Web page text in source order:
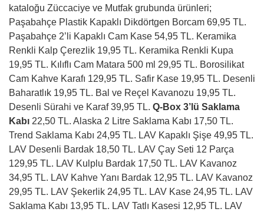
kataloğu Züccaciye ve Mutfak grubunda ürünleri;
Paşabahçe Plastik Kapaklı Dikdörtgen Borcam 69,95 TL.
Paşabahçe 2’li Kapaklı Cam Kase 54,95 TL. Keramika
Renkli Kalp Çerezlik 19,95 TL. Keramika Renkli Kupa
19,95 TL. Kılıflı Cam Matara 500 ml 29,95 TL. Borosilikat
Cam Kahve Karafı 129,95 TL. Safir Kase 19,95 TL. Desenli
Baharatlık 19,95 TL. Bal ve Reçel Kavanozu 19,95 TL.
Desenli Sürahi ve Karaf 39,95 TL. Q-Box 3’lü Saklama
Kabı 22,50 TL. Alaska 2 Litre Saklama Kabı 17,50 TL.
Trend Saklama Kabı 24,95 TL. LAV Kapaklı Şişe 49,95 TL.
LAV Desenli Bardak 18,50 TL. LAV Çay Seti 12 Parça
129,95 TL. LAV Kulplu Bardak 17,50 TL. LAV Kavanoz
34,95 TL. LAV Kahve Yanı Bardak 12,95 TL. LAV Kavanoz
29,95 TL. LAV Şekerlik 24,95 TL. LAV Kase 24,95 TL. LAV
Saklama Kabı 13,95 TL. LAV Tatlı Kasesi 12,95 TL. LAV